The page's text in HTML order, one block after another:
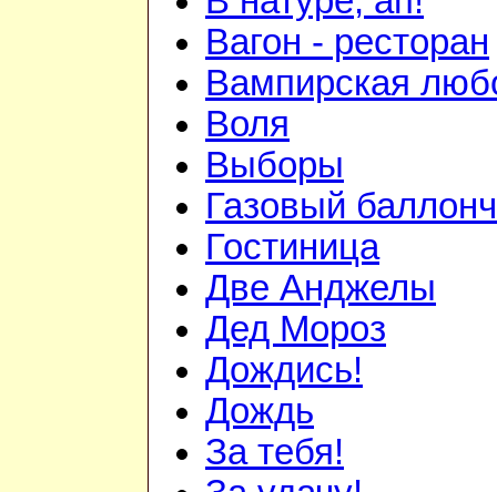
Вагон - ресторан
Вампирская
Воля
Выборы
Газовый
Гостиница
Две Анджелы
Дед Мороз
Дождись!
Дождь
За тебя!